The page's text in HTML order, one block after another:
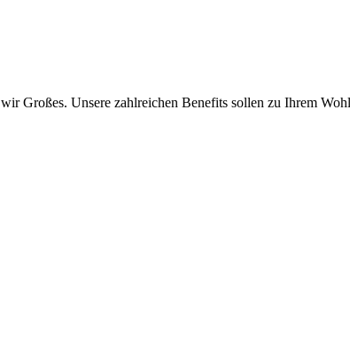
Großes. Unsere zahlreichen Benefits sollen zu Ihrem